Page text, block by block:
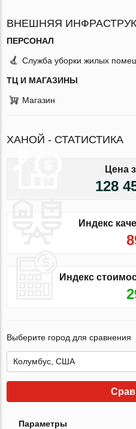
ВНЕШНЯЯ
ПЕРСОНАЛ
Служба уборки жилых
ТЦ И МАГАЗИНЫ
Магазин
ХАНОЙ - СТАТИСТИКА
Цена
128
Индекс
Индекс
Выберите город для сравнения
Параметры